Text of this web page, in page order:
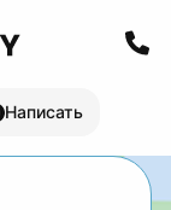
Написать